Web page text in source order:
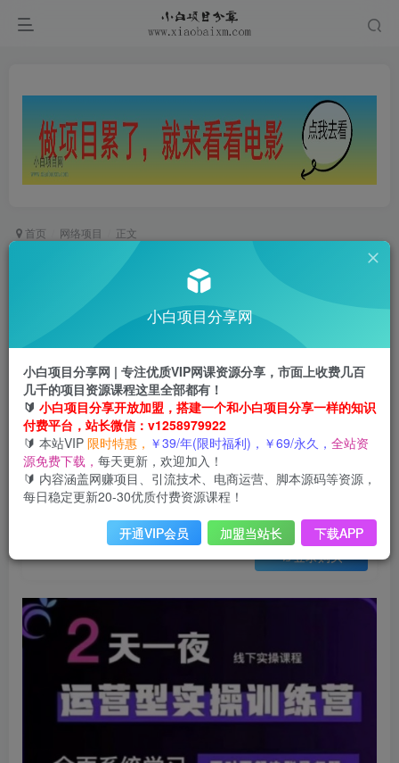
首页 网络项目 正文
抖音直播运营(第48期+第50期线下课)运营型实操
训练营，全面系统学习面对面解决账号问题
1年前更新
关注
0 815 71
此内容为会员免费，请付费后查看
云币3 限时特惠
云币 99
年VIP免费 终身VIP会员免费
登录购买
会员免费 已售 29
小白项目分享网
小白项目分享网 | 专注优质VIP网课资源分享，市面上收费几百
几千的项目资源课程这里全部都有！
🔰 小白项目分享开放加盟，搭建一个和小白项目分享一样的知识
付费平台，站长微信：v1258979922
🔰 本站VIP 限时特惠， ￥39/年(限时福利)，￥69/永久， 全站资
源免费下载， 每天更新，欢迎加入！
🔰 内容涵盖网赚项目、引流技术、电商运营、脚本源码等资源，
每日稳定更新20-30优质付费资源课程！
开通VIP会员 加盟当站长 下载APP